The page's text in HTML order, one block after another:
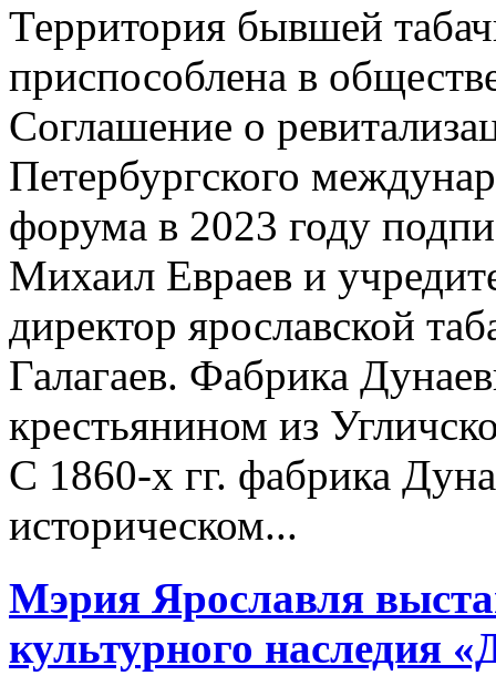
Территория бывшей
приспособлена в
Соглашение о
Петербургского
форума в 2023 году
Михаил Евраев и
директор ярославской
Галагаев. Фабрика
крестьянином из
С 1860-х гг. фабрика
историческом...
Мэрия Ярославля
культурного наследия